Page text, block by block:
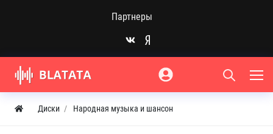
Партнеры
Диски Народная музыка и шансон